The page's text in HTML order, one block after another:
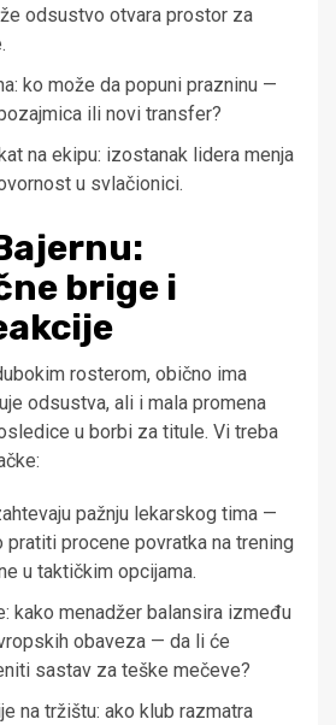
odsustvo otvara prostor za
ko može da popuni prazninu —
ili novi transfer?
na ekipu: izostanak lidera menja
u svlačionici.
brige i
rosterom, obično ima
odsustva, ali i mala promena
u borbi za titule. Vi treba
pažnju lekarskog tima —
pratiti procene povratka na trening
u taktičkim opcijama.
kako menadžer balansira između
obaveza — da li će
sastav za teške mečeve?
na tržištu: ako klub razmatra